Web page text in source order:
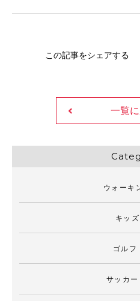
この記事をシェアする
一覧
ウォーキ
キッズ
ゴルフ
サッカー